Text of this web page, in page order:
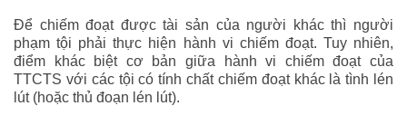
Để chiếm đoạt được tài sản của người khác thì người
phạm tội phải thực hiện hành vi chiếm đoạt. Tuy nhiên,
điểm khác biệt cơ bản giữa hành vi chiếm đoạt của
TTCTS với các tội có tính chất chiếm đoạt khác là tình lén
lút (hoặc thủ đoạn lén lút).